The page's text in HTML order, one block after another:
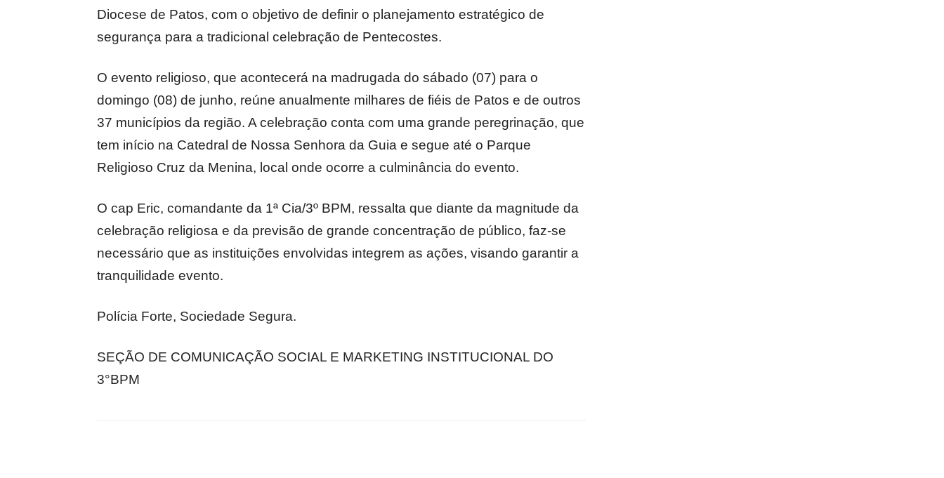
Diocese de Patos, com o objetivo de definir o planejamento estratégico de
segurança para a tradicional celebração de Pentecostes.
O evento religioso, que acontecerá na madrugada do sábado (07) para o
domingo (08) de junho, reúne anualmente milhares de fiéis de Patos e de outros
37 municípios da região. A celebração conta com uma grande peregrinação, que
tem início na Catedral de Nossa Senhora da Guia e segue até o Parque
Religioso Cruz da Menina, local onde ocorre a culminância do evento.
O cap Eric, comandante da 1ª Cia/3º BPM, ressalta que diante da magnitude da
celebração religiosa e da previsão de grande concentração de público, faz-se
necessário que as instituições envolvidas integrem as ações, visando garantir a
tranquilidade evento.
Polícia Forte, Sociedade Segura.
SEÇÃO DE COMUNICAÇÃO SOCIAL E MARKETING INSTITUCIONAL DO
3°BPM